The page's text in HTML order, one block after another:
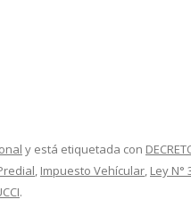
y está etiquetada con
, Impuesto Vehícular, Ley N°
.